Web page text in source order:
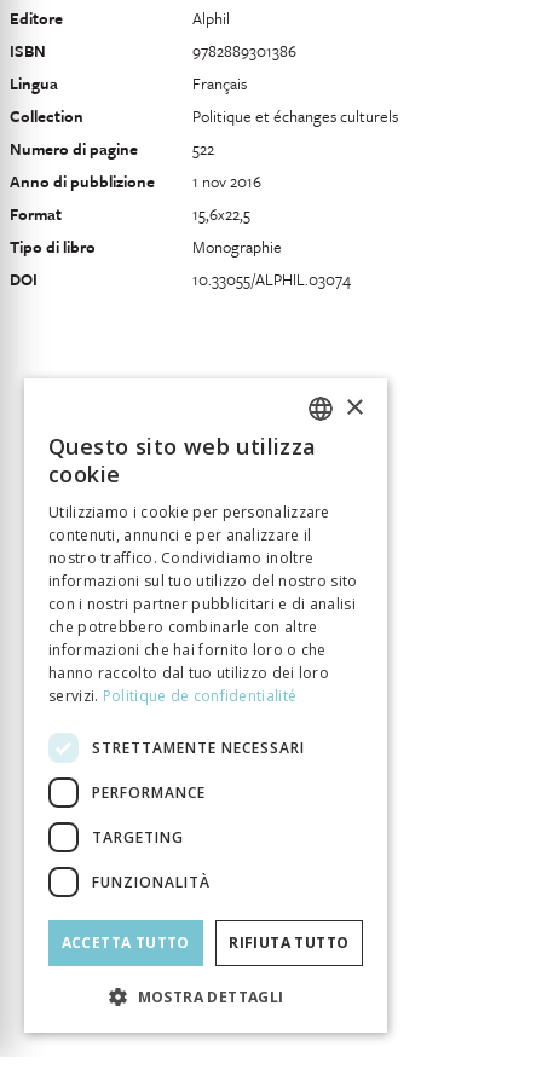
Editore
Alphil
ISBN
9782889301386
Lingua
Français
Collection
Politique et échanges culturels
Numero di pagine
522
Anno di pubblizione
1 nov 2016
Format
15,6x22,5
Tipo di libro
Monographie
DOI
10.33055/ALPHIL.03074
FRENCH
×
Questo sito web utilizza
cookie
Utilizziamo i cookie per personalizzare
contenuti, annunci e per analizzare il
nostro traffico. Condividiamo inoltre
informazioni sul tuo utilizzo del nostro sito
con i nostri partner pubblicitari e di analisi
che potrebbero combinarle con altre
informazioni che hai fornito loro o che
hanno raccolto dal tuo utilizzo dei loro
servizi. Politique de confidentialité
STRETTAMENTE NECESSARI
PERFORMANCE
TARGETING
FUNZIONALITÀ
ACCETTA TUTTO RIFIUTA TUTTO
MOSTRA DETTAGLI